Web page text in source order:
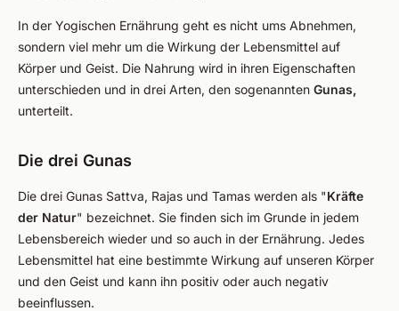
In der Yogischen Ernährung geht es nicht ums Abnehmen,
sondern viel mehr um die Wirkung der Lebensmittel auf
Körper und Geist. Die Nahrung wird in ihren Eigenschaften
unterschieden und in drei Arten, den sogenannten Gunas,
unterteilt.
Die drei Gunas
Die drei Gunas Sattva, Rajas und Tamas werden als "Kräfte
der Natur" bezeichnet. Sie finden sich im Grunde in jedem
Lebensbereich wieder und so auch in der Ernährung. Jedes
Lebensmittel hat eine bestimmte Wirkung auf unseren Körper
und den Geist und kann ihn positiv oder auch negativ
beeinflussen.